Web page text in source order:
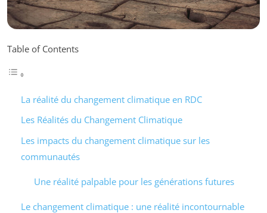
Table of Contents
La réalité du changement climatique en RDC
Les Réalités du Changement Climatique
Les impacts du changement climatique sur les
communautés
Une réalité palpable pour les générations futures
Le changement climatique : une réalité incontournable